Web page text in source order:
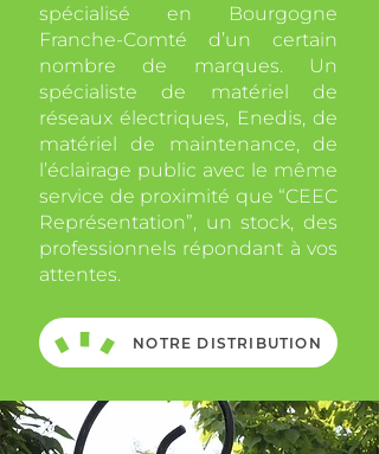
spécialisé en Bourgogne
Franche-Comté d’un certain
nombre de marques. Un
spécialiste de matériel de
réseaux électriques, Enedis, de
matériel de maintenance, de
l’éclairage public avec le même
service de proximité que “CEEC
Représentation”, un stock, des
professionnels répondant à vos
attentes.
NOTRE DISTRIBUTION